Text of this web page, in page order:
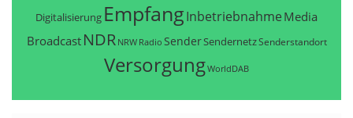
Digitalisierung EmpfangInbetriebnahme Media
Broadcast NDR NRW Radio SenderSendernetzSenderstandort
VersorgungWorldDAB